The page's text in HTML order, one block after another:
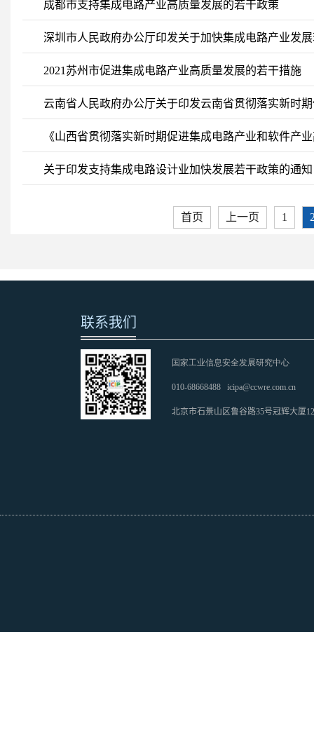
成都市支持集成电路产业高质量发展的若干政策
深圳市人民政府办公厅印发关于加快集成电路产业发
2021苏州市促进集成电路产业高质量发展的若干措施
云南省人民政府办公厅关于印发云南省贯彻落实新时
《山西省贯彻落实新时期促进集成电路产业和软件产
关于印发支持集成电路设计业加快发展若干政策的通知
首页 上一页 1
联系我们
国家工业信息安全发展研究中心
010-68668488 icipa@ccwre.com.cn
北京市石景山区鲁谷路35号冠辉大厦